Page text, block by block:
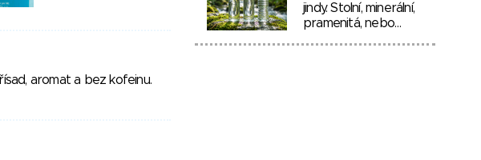
aromat a bez kofeinu.
jindy. Stolní, minerální,
pramenitá, nebo…